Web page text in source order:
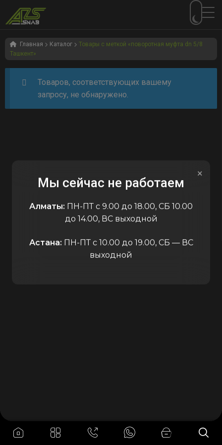
Перейти
Перейти
Главная Каталог
Товары с меткой «поворотная муфта dn 5/8
Ташкент»
Товаров, соответствующих вашему
запросу, не обнаружено.
×
Мы сейчас не работаем
Алматы: ПН-ПТ с 9.00 до 18.00, СБ 10.00
до 14.00, ВС выходной
Астана: ПН-ПТ с 10.00 до 19.00, СБ — ВС
выходной